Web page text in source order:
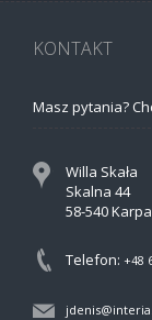
KONTAKT
Masz pytania?
Willa Skała
Skalna 44
58-540
Telefon: +48